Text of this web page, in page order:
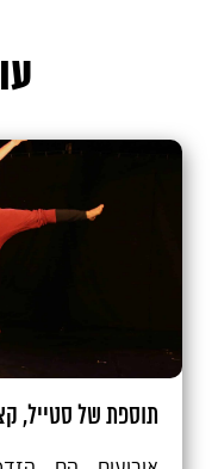
תוספת של סטייל,